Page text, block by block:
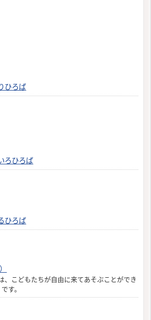
ひろば
ろひろば
ひろば
、こどもたちが自由に来てあそぶことができ
す。